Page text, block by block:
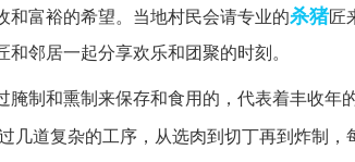
富裕的希望。当地村民会请专业的杀猪匠
邻居一起分享欢乐和团聚的时刻。
制和熏制来保存和食用的，代表着丰收年
几道复杂的工序，从选肉到切丁再到炸制，